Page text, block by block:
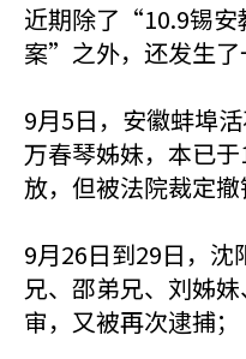
近期除了“10.9锡
案”之外，还发生了
9月5日，安徽蚌埠
万春琴姊妹，本已
放，但被法院裁定撤
9月26日到29日，沈
兄、邵弟兄、刘姊
审，又被再次逮捕；